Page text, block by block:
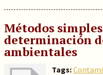
Métodos
determinación
ambientales
Tags: